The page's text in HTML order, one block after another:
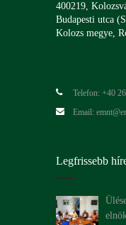
400219,
Budapesti utca
Kolozs megye,
Telefon: +40
Email:
Legfrissebb